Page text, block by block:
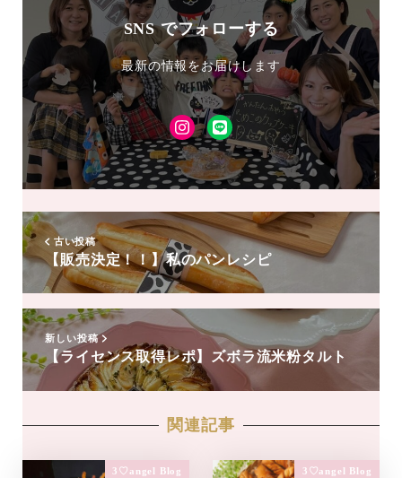
SNS でフォローする
最新の情報をお届けします
Instagram
LINE
友
達
追
加
古い投稿
【販売決定！！】私のパンレシピ
新しい投稿
【ライセンス取得レポ】ズボラ流米粉タルト
関連記事
3♡angel Blog 3♡angel Blog